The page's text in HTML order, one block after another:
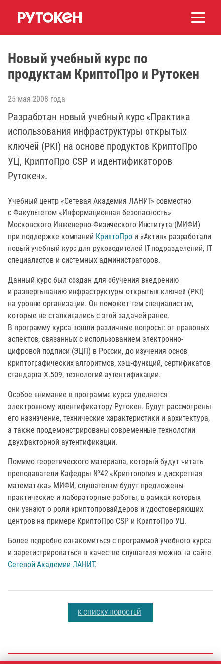
Новый учебный курс по
продуктам КриптоПро и Рутокен
25 мая 2008 года
Разработан новый учебный курс «Практика
использования инфраструктуры открытых
ключей (PKI) на основе продуктов КриптоПро
УЦ, КриптоПро CSP и идентификаторов
Рутокен».
Учебный центр «Сетевая Академия ЛАНИТ» совместно
с Факультетом «Информационная безопасность»
Московского Инженерно-Физического Института (МИФИ)
при поддержке компаний КриптоПро и «Актив» разработали
новый учебный курс для руководителей IT-подразделений, IT-
специалистов и системных администраторов.
Данный курс был создан для обучения внедрению
и развертыванию инфраструктуры открытых ключей (PKI)
на уровне организации. Он поможет тем специалистам,
которые не сталкивались с этой задачей ранее.
В программу курса вошли различные вопросы: от правовых
аспектов, связанных с использованием электронно-
цифровой подписи (ЭЦП) в России, до изучения основ
криптографических алгоритмов, хэш-функций, сертификатов
стандарта Х.509, технологий аутентификации.
Особое внимание в программе курса уделяется
электронному идентификатору Рутокен. Будут рассмотрены
его назначение, технические характеристики и архитектура,
а также продемонстрированы современные технологии
двухфакторной аутентификации.
Помимо теоретического материала, который будут читать
преподаватели Кафедры №42 «Криптология и дискретная
математика» МИФИ, слушателям будут предложены
практические и лабораторные работы, в рамках которых
они узнают о роли криптопровайдеров и удостоверяющих
центров на примере КриптоПро CSP и КриптоПро УЦ.
Более подробно ознакомиться с программой учебного курса
и зарегистрироваться в качестве слушателя можно на сайте
Сетевой Академии ЛАНИТ.
К СПИСКУ НОВОСТЕЙ